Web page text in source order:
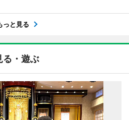
っと見る
る・遊ぶ